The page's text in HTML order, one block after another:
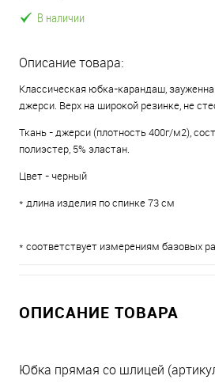
В наличии
Описание товара:
Классическая юбка-карандаш,
джерси. Верх на широкой резинке, не
Ткань - джерси (плотность 400г/м2),
полиэстер, 5% эластан.
Цвет - черный
* длина изделия по спинке 73 см
* соответствует измерениям базовых
ОПИСАНИЕ ТОВАРА
Юбка прямая со шлицей